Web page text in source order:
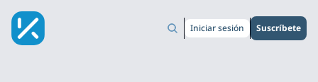
Iniciar sesión Suscríbete